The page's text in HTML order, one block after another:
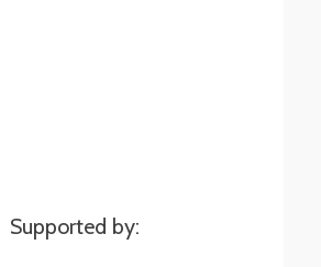
Supported by: